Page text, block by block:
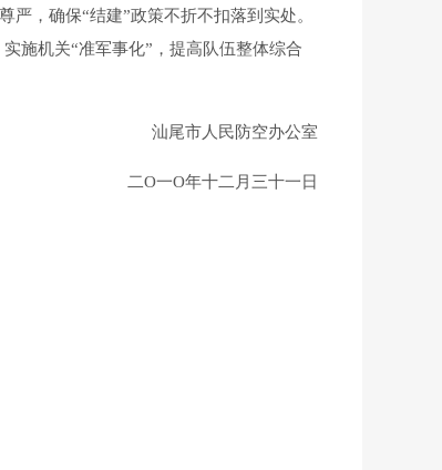
，确保“结建”政策不折不扣落到实处。
施机关“准军事化”，提高队伍整体综合
汕尾市人民防空办公室
二O一O年十二月三十一日